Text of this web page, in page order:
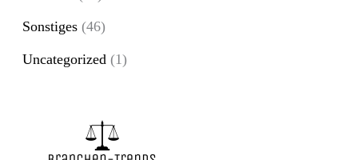
h
:
Sonstiges (46)
Uncategorized (1)